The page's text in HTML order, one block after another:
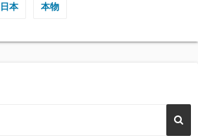
日本 本物